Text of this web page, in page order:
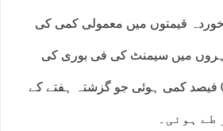
قیمتوں میں معمولی کمی کی
میں سیمنٹ کی فی بوری کی
اوسط قیمت میں 0.37 فیصد کمی ہوئی جو گزشتہ ہفتے کے